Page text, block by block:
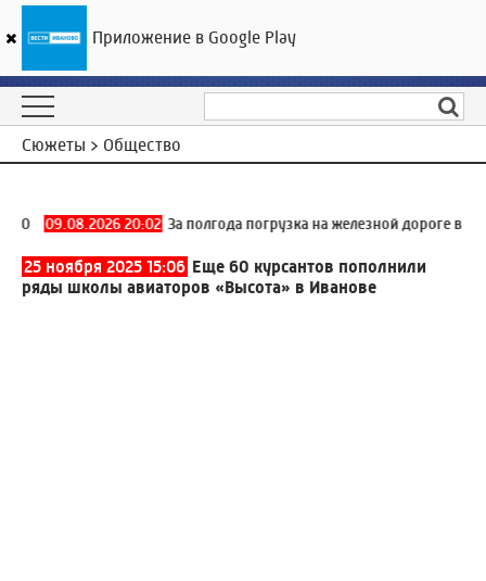
ГТРК «Ивтелерадио»
Сюжеты > Общество
09.08.2026 20:02 За полгода погрузка на железной дороге в
25 ноября 2025 15:06 Еще 60 курсантов пополнили
ряды школы авиаторов «Высота» в Иванове
Приложение в Google Play